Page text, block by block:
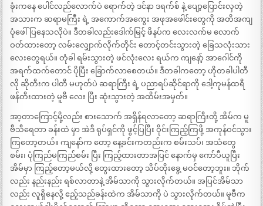
ခုံးကနေ ပေါင်လည်လောက်ပဲ ရောက်တဲ့ ဒင်နာ ဒရက်စ် နဲ့ ပျော့ပြောင်းလှတဲ့
အသားက ဆရာမကြီး ရဲ့ အကောက်အကွေး အဖုအဖေါင်းတွေကို အတိအကျ
ပုံဖေါ်ပြနေသလိုပဲ။ ဒီတခါလည်းဒေါက်မြင့် ဖိနပ်က လေးလက်မ လောက်
ဝတ်ထားတော့ လမ်းလျှောက်လိုက်တိုင်း တောင့်တင်းသွားတဲ့ ခြေသလုံးသား
လေးတွေရယ်။ တုံခါ ရမ်းသွားတဲ့ ဖင်လုံးလေး ရယ်က ကျနော့် အာဂေါင်ကို
အရက်ထက်တောင် ပိုပြီး ခြောက်လာစေတယ်။ ဒီတခါကတော့ ဟိုတခါပါတီ
လို ဆိုတီးက ပါတီ မဟုတ်ပဲ ဆရာကြီး ရဲ့ ပညာရပ်ဆိုင်ရာကို ဒေါ့ကုမန်ထရီ
ဖန်တီးထားတဲ့ မူဗီ လေး ပြီး ဆုံးသွားတဲ့ အထိမ်းအမှတ်။
အာ့တာကြောင့်မို့လည်း စားသောက် အရှိန်ရလာတော့ ဆရာကြီးတို့ အိမ်က မူ
ဗီသီရေတာ ခန်းထဲ မှာ အဲဒီ ရုပ်ရှင်ကို ဖွင့်ပြပြီး ဝိုင်းကြည့်ကြဖို့ အကုန်ဝင်သွား
ကြတော့တယ်။ ကျနော်က တော့ နေ့ခင်းကတည်းက စမ်းသပ်၊ အသံတွေ
စမ်း၊ ပုံကြည်မကြည်စမ်း ပြီး ကြည့်ထားတာအပြင် နောက်မှ ကော်ပီယူပြီး
အိမ်မှာ ကြည့်တော့မယ်လို့ တွေးထားတော့ သိပ်တိုးခွေ့ မဝင်တော့ဘူး။ ဘိုက်
လည်း နည်းနည်း ရစ်လာတာနဲ့ အိမ်သာကို သွားလိုက်တယ်။ အပြင်အိမ်သာ
လည်း လူရှိနေလို့ ဧည့်သည်ခန်းထဲက အိမ်သာကို ပဲ သွားလိုက်တယ်။ မူဗီက